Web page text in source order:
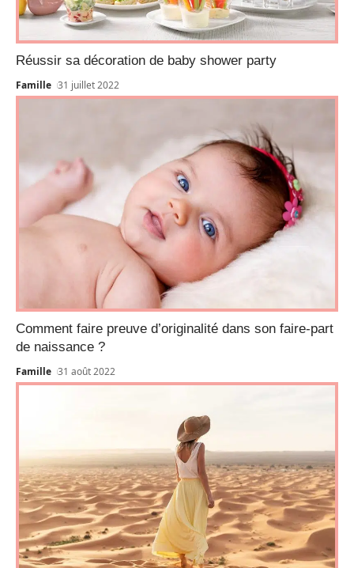
Réussir sa décoration de baby shower party
Famille 31 juillet 2022
Comment faire preuve d’originalité dans son faire-part
de naissance ?
Famille 31 août 2022